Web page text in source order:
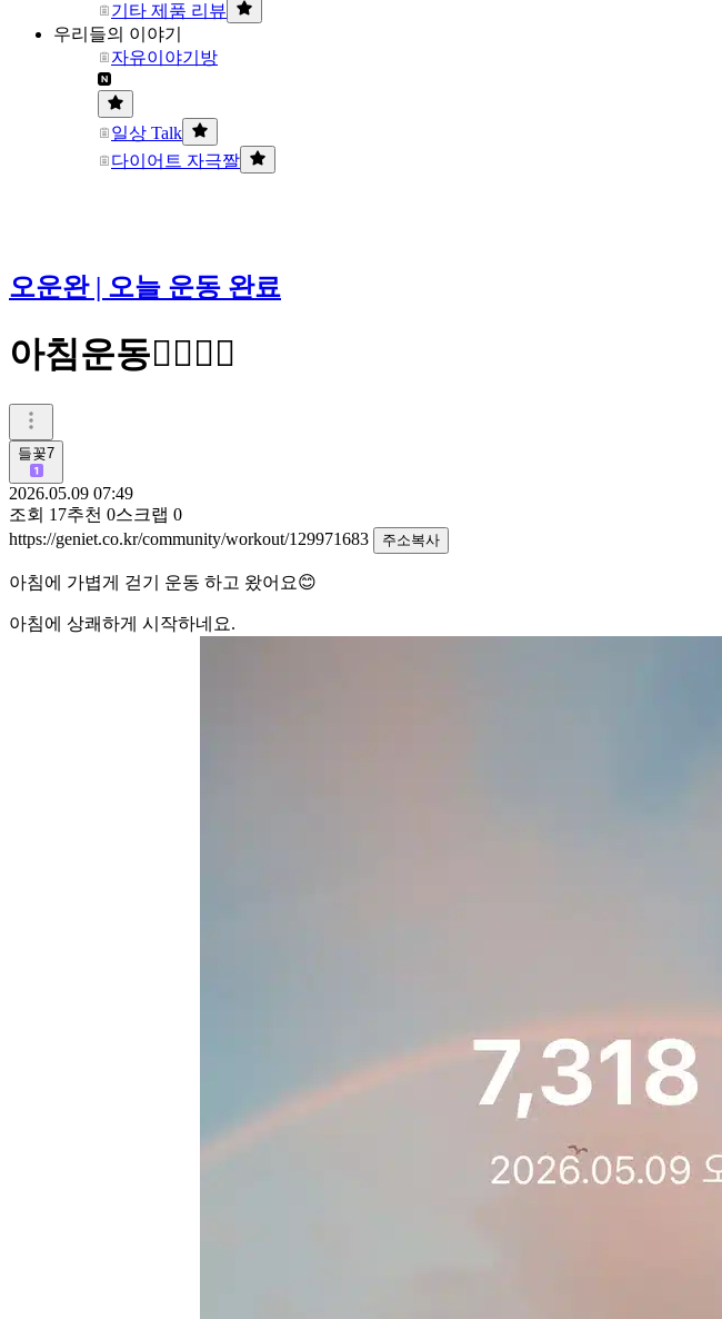
기타 제품 리뷰
우리들의 이야기
자유이야기방
일상 Talk
다이어트 자극짤
오운완 | 오늘 운동 완료
아침운동🚶‍♀️🚶‍♂️
들꽃7
2026.05.09 07:49
조회 17추천 0스크랩 0
https://geniet.co.kr/community/workout/129971683
주소복사
아침에 가볍게 걷기 운동 하고 왔어요😊
아침에 상쾌하게 시작하네요.